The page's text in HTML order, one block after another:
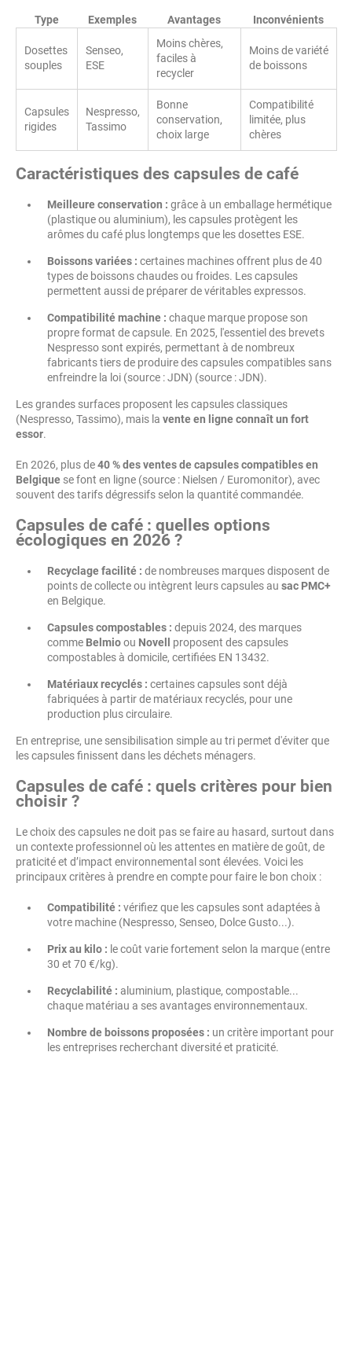
Type Exemples Avantages Inconvénients
Dosettes
souples
Senseo,
ESE
Moins chères,
faciles à
recycler
Moins de variété
de boissons
Capsules
rigides
Nespresso,
Tassimo
Bonne
conservation,
choix large
Compatibilité
limitée, plus
chères
Caractéristiques des capsules de café
Meilleure conservation : grâce à un emballage hermétique
(plastique ou aluminium), les capsules protègent les
arômes du café plus longtemps que les dosettes ESE.
Boissons variées : certaines machines offrent plus de 40
types de boissons chaudes ou froides. Les capsules
permettent aussi de préparer de véritables expressos.
Compatibilité machine : chaque marque propose son
propre format de capsule. En 2025, l'essentiel des brevets
Nespresso sont expirés, permettant à de nombreux
fabricants tiers de produire des capsules compatibles sans
enfreindre la loi (source : JDN) (source : JDN).
Les grandes surfaces proposent les capsules classiques
(Nespresso, Tassimo), mais la vente en ligne connaît un fort
essor.
En 2026, plus de40 % des ventes de capsules compatibles en
Belgique se font en ligne (source : Nielsen / Euromonitor), avec
souvent des tarifs dégressifs selon la quantité commandée.
Capsules de café : quelles options
écologiques en 2026 ?
Recyclage facilité : de nombreuses marques disposent de
points de collecte ou intègrent leurs capsules au sac PMC+
en Belgique.
Capsules compostables : depuis 2024, des marques
comme Belmioou Novell
proposent des capsules
compostables à domicile, certifiées EN 13432.
Matériaux recyclés : certaines capsules sont déjà
fabriquées à partir de matériaux recyclés, pour une
production plus circulaire.
En entreprise, une sensibilisation simple au tri permet d'éviter que
les capsules finissent dans les déchets ménagers.
Capsules de café : quels critères pour bien
choisir ?
Le choix des capsules ne doit pas se faire au hasard, surtout dans
un contexte professionnel où les attentes en matière de goût, de
praticité et d’impact environnemental sont élevées. Voici les
principaux critères à prendre en compte pour faire le bon choix :
Compatibilité : vérifiez que les capsules sont adaptées à
votre machine (Nespresso, Senseo, Dolce Gusto...).
Prix au kilo : le coût varie fortement selon la marque (entre
30 et 70 €/kg).
Recyclabilité : aluminium, plastique, compostable...
chaque matériau a ses avantages environnementaux.
Nombre de boissons proposées : un critère important pour
les entreprises recherchant diversité et praticité.